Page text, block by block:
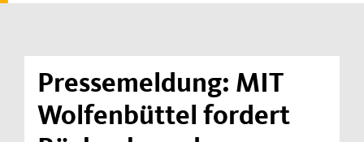
Dafür stehe ich
Termine vor Ort
Pressemeldung: MIT
Wolfenbüttel fordert